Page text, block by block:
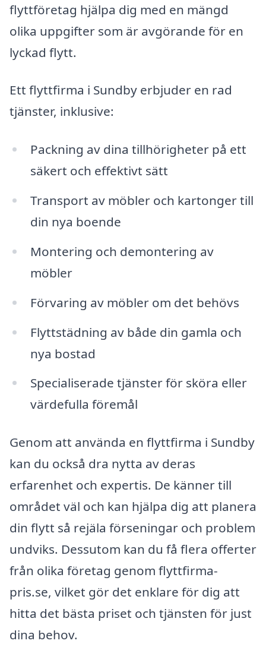
flyttföretag hjälpa dig med en mängd
olika uppgifter som är avgörande för en
lyckad flytt.
Ett flyttfirma i Sundby erbjuder en rad
tjänster, inklusive:
Packning av dina tillhörigheter på ett
säkert och effektivt sätt
Transport av möbler och kartonger till
din nya boende
Montering och demontering av
möbler
Förvaring av möbler om det behövs
Flyttstädning av både din gamla och
nya bostad
Specialiserade tjänster för sköra eller
värdefulla föremål
Genom att använda en flyttfirma i Sundby
kan du också dra nytta av deras
erfarenhet och expertis. De känner till
området väl och kan hjälpa dig att planera
din flytt så rejäla förseningar och problem
undviks. Dessutom kan du få flera offerter
från olika företag genom flyttfirma-
pris.se, vilket gör det enklare för dig att
hitta det bästa priset och tjänsten för just
dina behov.